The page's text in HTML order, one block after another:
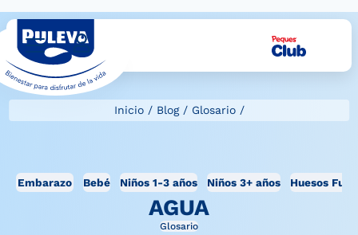
Inicio/ Blog/ Glosario/
Embarazo Bebé Niños 1-3 años Niños 3+ años Huesos
AGUA
Glosario